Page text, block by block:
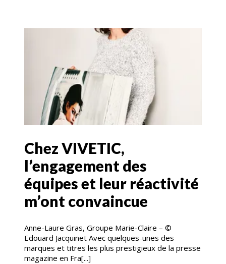
Chez VIVETIC,
l’engagement des
équipes et leur réactivité
m’ont convaincue
Anne-Laure Gras, Groupe Marie-Claire – ©
Edouard Jacquinet Avec quelques-unes des
marques et titres les plus prestigieux de la presse
magazine en Fra[...]